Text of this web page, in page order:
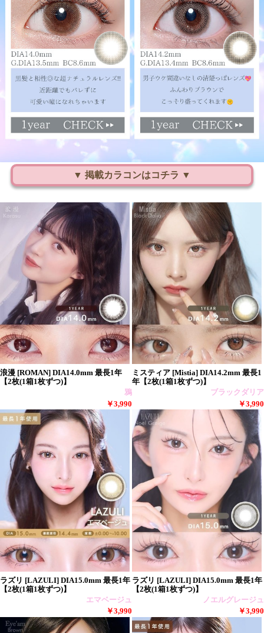
▼ 掲載カラコンはコチラ ▼
浪漫 [ROMAN] DIA14.0mm 最長1年
【2枚(1箱1枚ずつ)】
鴉
￥3,990
ミスティア [Mistia] DIA14.2mm 最長1
年【2枚(1箱1枚ずつ)】
ブラックダリア
￥3,990
ラズリ [LAZULI] DIA15.0mm 最長1年
【2枚(1箱1枚ずつ)】
エマベージュ
￥3,990
ラズリ [LAZULI] DIA15.0mm 最長1年
【2枚(1箱1枚ずつ)】
ノエルグレージュ
￥3,990